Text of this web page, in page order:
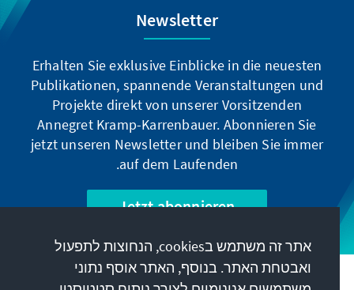
Newsletter
Erhalten Sie exklusive Einblicke in die neuesten
Publikationen, spannende Veranstaltungen und
Projekte direkt von unserer Vorsitzenden
Annegret Kramp-Karrenbauer. Abonnieren Sie
jetzt unseren Newsletter und bleiben Sie immer
auf dem Laufenden.
Jetzt abonnieren
אתר זה משתמש בcookies, הנחוצות לתפעול
ואבטחת האתר. בנוסף, האתר אוסף נתוני